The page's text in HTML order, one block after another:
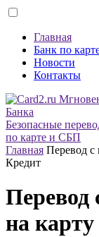
Главная
Банк по
Новости
Контакты
Безопасные
по карте и СБП
Главная Перевод с
Кредит
Перевод
на